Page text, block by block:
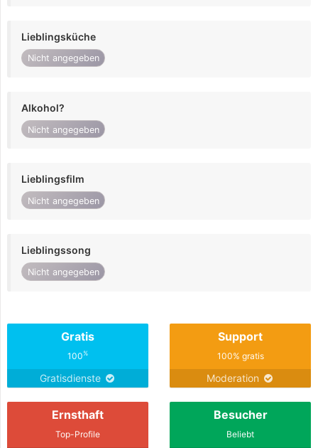
Lieblingsküche
Nicht angegeben
Alkohol?
Nicht angegeben
Lieblingsfilm
Nicht angegeben
Lieblingssong
Nicht angegeben
Gratis
100%
Gratisdienste
Support
100% gratis
Moderation
Ernsthaft
Top-Profile
Besucher
Beliebt